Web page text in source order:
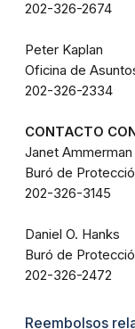
202-326-2674
Peter Kaplan
Oficina de
202-326-2334
CONTACTO
Janet Ammerman
Buró de
202-326-3145
Daniel O. Hanks
Buró de
202-326-2472
Reembolsos